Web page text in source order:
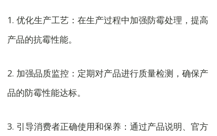
1. 优化生产工艺：在生产过程中加强防霉处理，提高
产品的抗霉性能。
2. 加强品质监控：定期对产品进行质量检测，确保产
品的防霉性能达标。
3. 引导消费者正确使用和保养：通过产品说明、官方